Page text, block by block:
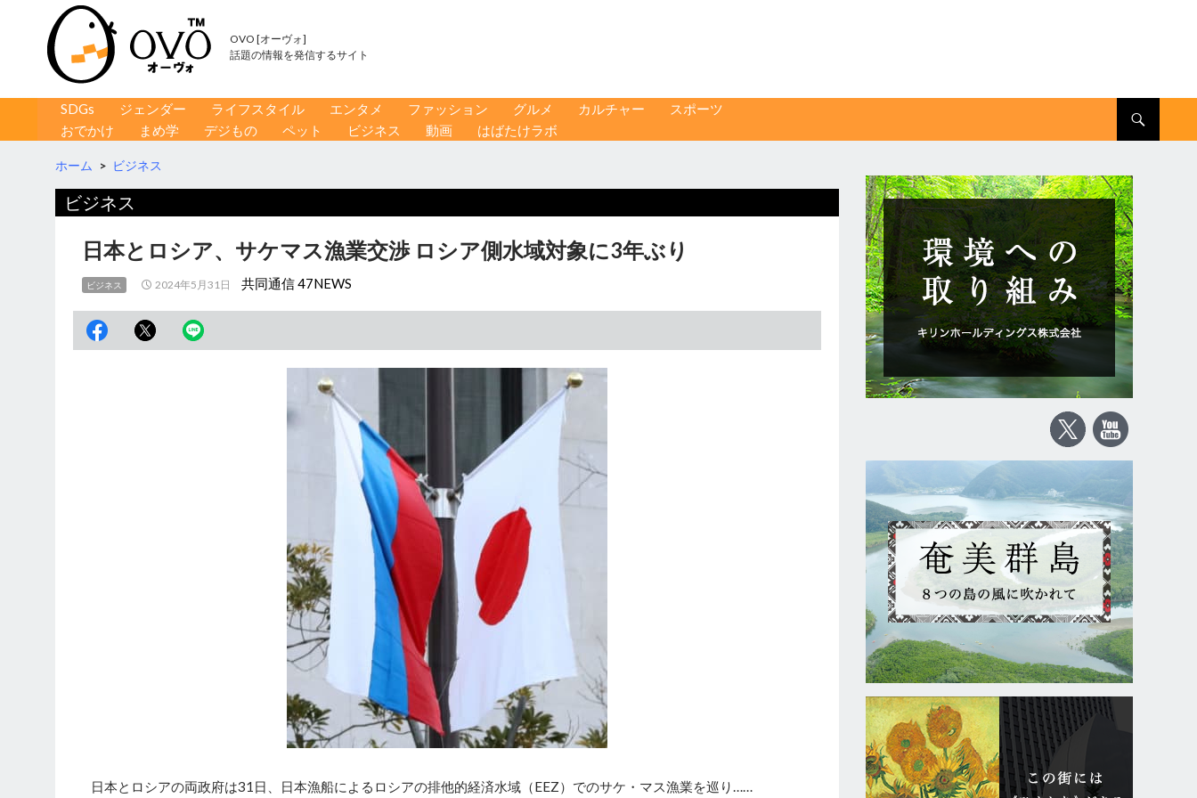
OVO [オーヴォ]
話題の情報を発信するサイト
コンテンツへ移動
SDGs ジェンダー ライフスタイル エンタメ ファッション グルメ カルチャー
スポーツ
おでかけ
まめ学 デジもの ペット ビジネス 動画 はばたけラボ
ホーム > ビジネス
ビジネス
日本とロシア、サケマス漁業交渉 ロシア側水域対象に3年ぶり
ビジネス 2024年5月31日 共同通信 47NEWS
日本とロシアの両政府は31日、日本漁船によるロシアの排他的経済水域（EEZ）でのサケ・マス漁業を巡り……